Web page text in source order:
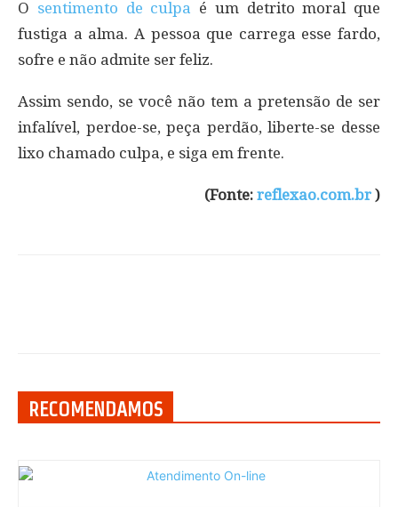
O sentimento de culpa é um detrito moral que
fustiga a alma. A pessoa que carrega esse fardo,
sofre e não admite ser feliz.
Assim sendo, se você não tem a pretensão de ser
infalível, perdoe-se, peça perdão, liberte-se desse
lixo chamado culpa, e siga em frente.
(Fonte: reflexao.com.br )
RECOMENDAMOS